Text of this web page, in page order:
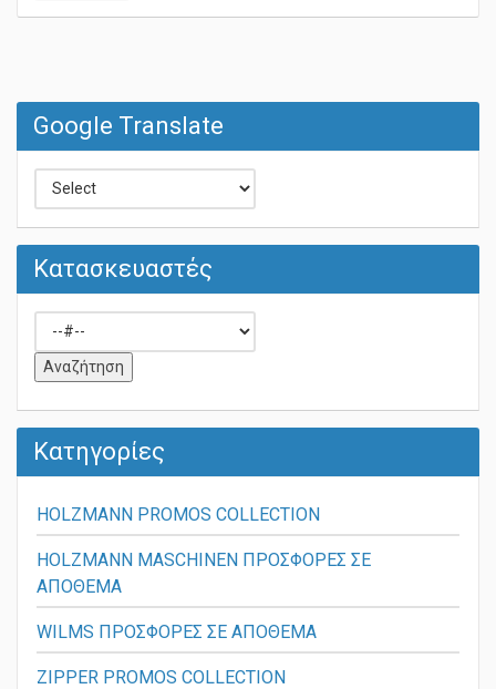
Google Translate
Κατασκευαστές
Κατηγορίες
HOLZMANN PROMOS COLLECTION
HOLZMANN MASCHINEN ΠΡΟΣΦΟΡΕΣ ΣΕ
ΑΠΟΘΕΜΑ
WILMS ΠΡΟΣΦΟΡΕΣ ΣΕ ΑΠΟΘΕΜΑ
ZIPPER PROMOS COLLECTION